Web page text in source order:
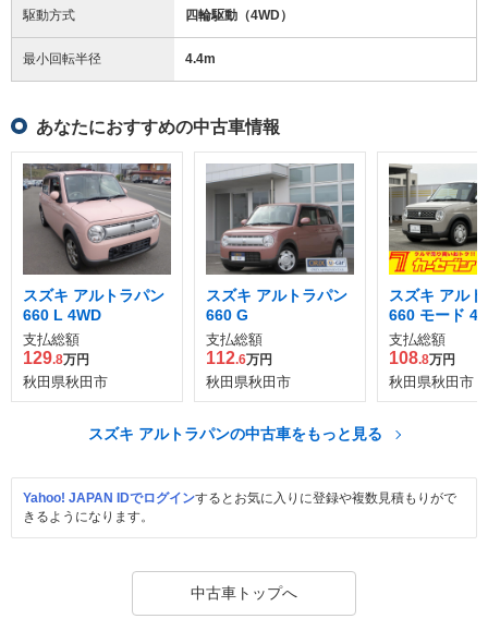
駆動方式 四輪駆動（4WD）
最小回転半径 4.4m
あなたにおすすめの中古車情報
スズキ アルトラパン
660 L 4WD
支払総額
129.8万円
秋田県秋田市
スズキ アルトラパン
660 G
支払総額
112.6万円
秋田県秋田市
スズキ アル
660 モード
支払総額
108.8万円
秋田県秋田市
スズキ アルトラパンの中古車をもっと見る
Yahoo! JAPAN IDでログインするとお気に入りに登録や複数見積もりがで
きるようになります。
中古車トップへ